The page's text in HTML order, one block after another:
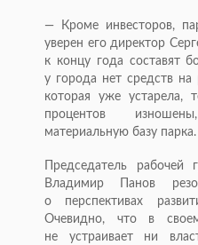
— Кроме инвесторов,
уверен его директор
к концу года составят
у города нет средств на
которая уже устарела,
процентов
материальную базу парка.
Председатель рабочей
Владимир Панов
о перспективах
Очевидно, что в
не устраивает ни